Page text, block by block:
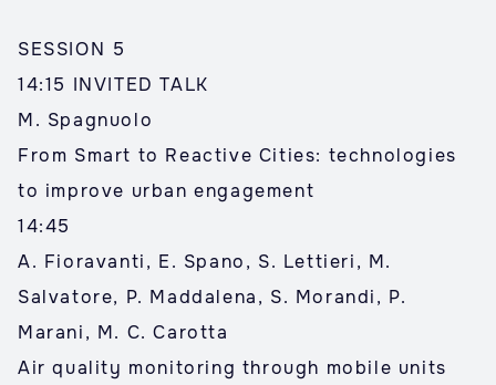
SESSION 5
14:15 INVITED TALK
M. Spagnuolo
From Smart to Reactive Cities: technologies
to improve urban engagement
14:45
A. Fioravanti, E. Spano, S. Lettieri, M.
Salvatore, P. Maddalena, S. Morandi, P.
Marani, M. C. Carotta
Air quality monitoring through mobile units